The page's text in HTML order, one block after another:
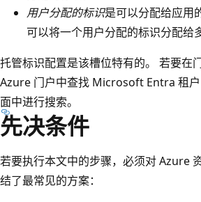
用户分配的标识是可以分配给应用
可以将一个用户分配的标识分配给
托管标识配置是该槽位特有的。 若要在
Azure 门户中查找 Microsoft Entra 租
面中进行搜索。
先决条件
若要执行本文中的步骤，必须对 Azure
结了最常见的方案：